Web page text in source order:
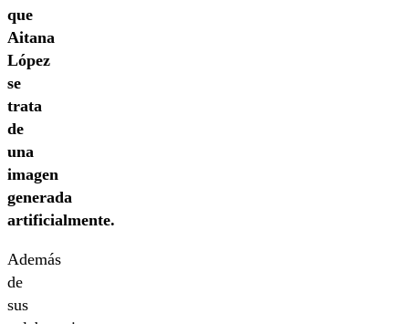
que
Aitana
López
se
trata
de
una
imagen
generada
artificialmente.
Además
de
sus